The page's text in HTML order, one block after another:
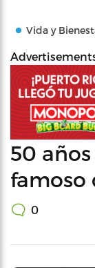
Vida y
50
famoso
0